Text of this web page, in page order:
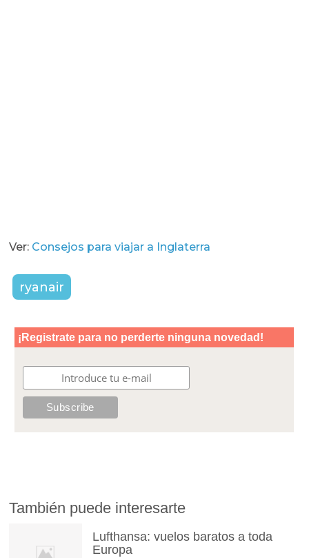
Ver: Consejos para viajar a Inglaterra
ryanair
También puede interesarte
Lufthansa: vuelos baratos a toda
Europa